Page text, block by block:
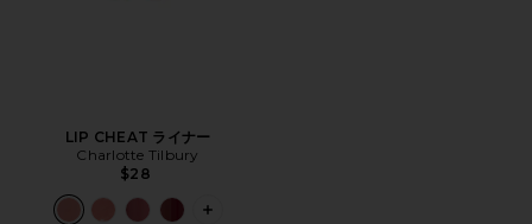
LIP CHEAT ライナー
Charlotte Tilbury
$28
PLUS ICON TO SEE MORE OPTIONS